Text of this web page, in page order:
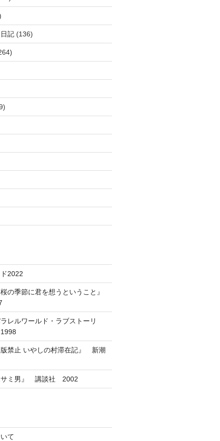
記(136)
2022
の季節に君を想うということ』
レルワールド・ラブストーリ
禁止 いやしの村滞在記』 新潮
ミ男』 講談社 2002
て